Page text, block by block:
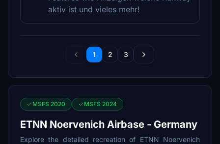
aktiv ist und vieles mehr!
1 2 3
MSFS 2020 MSFS 2024
ETNN Noervenich Airbase - Germany
Explore the detailed recreation of ETNN Noervenich